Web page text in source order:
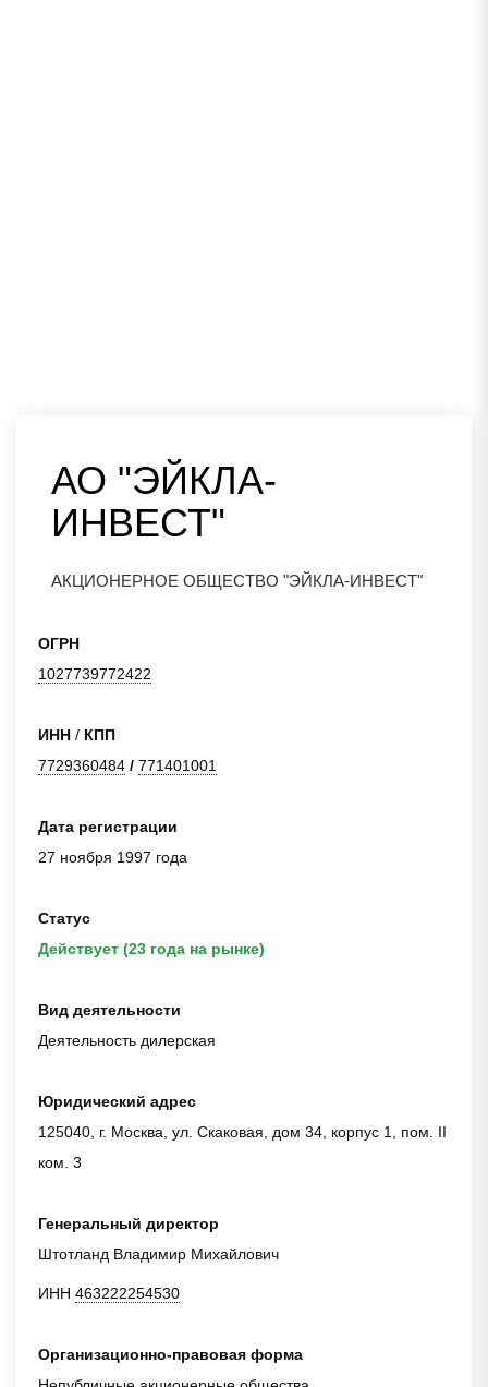
АО "ЭЙКЛА-
ИНВЕСТ"
АКЦИОНЕРНОЕ ОБЩЕСТВО "ЭЙКЛА-ИНВЕСТ"
ОГРН
1027739772422
ИНН / КПП
7729360484 / 771401001
Дата регистрации
27 ноября 1997 года
Статус
Действует (23 года на рынке)
Вид деятельности
Деятельность дилерская
Юридический адрес
125040, г. Москва, ул. Скаковая, дом 34, корпус 1, пом. II
ком. 3
Генеральный директор
Штотланд Владимир Михайлович
ИНН 463222254530
Организационно-правовая форма